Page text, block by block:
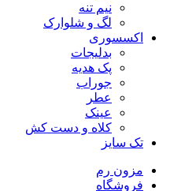
نیم تنه
لگ و شلوارک
اکسسوری
بدلیجات
پک هدیه
جوراب
عطر
عینک
کلاه و دست کش
تک سایز
مزون رم
فروشگاه